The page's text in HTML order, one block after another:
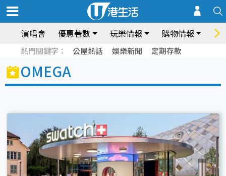
演唱會 優惠著數 玩樂情報 購物情報 飲
熱門關鍵字： 公屋熱話 娛樂新聞 定期存款
OMEGA